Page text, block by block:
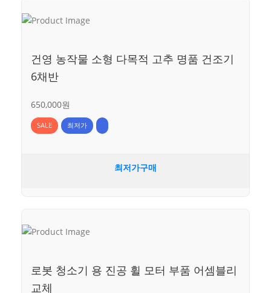
건영 농작물 소형 다목적 고추 명품 건조기
6채반
650,000원
SALE 최저가
최저가구매
로봇 청소기 용 진공 휠 모터 부품 어셈블리
교체